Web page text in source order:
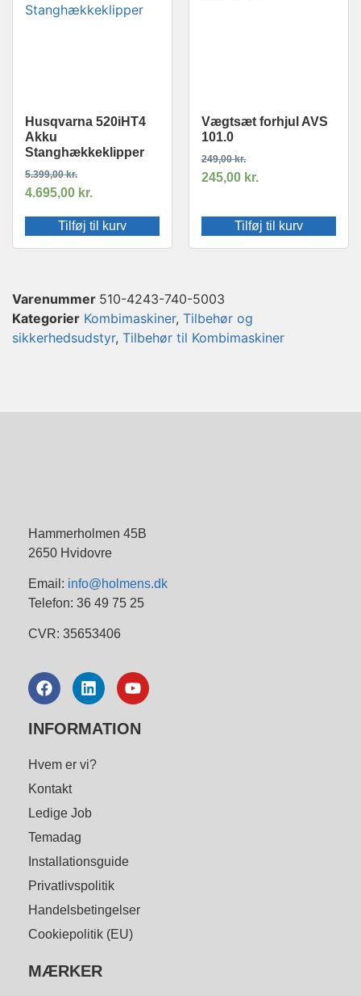
Husqvarna 520iHT4
Akku
Stanghækkeklipper
5.399,00kr.
4.695,00 kr.
Tilføj til kurv
Vægtsæt forhjul AVS
101.0
249,00kr.
245,00 kr.
Tilføj til kurv
Varenummer 510-4243-740-5003
Kategorier Kombimaskiner, Tilbehør og
sikkerhedsudstyr, Tilbehør til Kombimaskiner
Hammerholmen 45B
2650 Hvidovre
Email: info@holmens.dk
Telefon: 36 49 75 25
CVR: 35653406
INFORMATION
Hvem er vi?
Kontakt
Ledige Job
Temadag
Installationsguide
Privatlivspolitik
Handelsbetingelser
Cookiepolitik (EU)
MÆRKER